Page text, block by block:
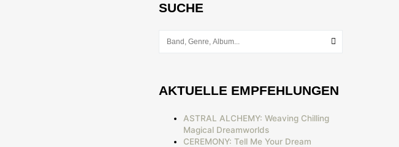
SUCHE
AKTUELLE EMPFEHLUNGEN
ASTRAL ALCHEMY: Weaving Chilling
Magical Dreamworlds
CEREMONY: Tell Me Your Dream